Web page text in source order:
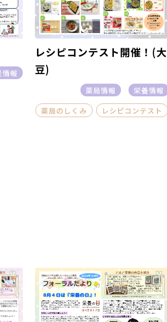
情報
レシピコンテスト開催！(大
豆)
薬局情報
栄養情報
薬局のしくみ
レシピコンテスト